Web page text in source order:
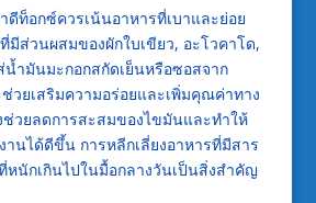
ดีท็อกซ์ควรเน้นอาหารที่เบาและย่อย
มีส่วนผสมของผักใบเขียว, อะโวคาโด,
น้ำมันมะกอกสกัดเย็นหรือซอสจาก
วยเสริมความอร่อยและเพิ่มคุณค่าทาง
วยลดการสะสมของไขมันและทำให้
านได้ดีขึ้น การหลีกเลี่ยงอาหารที่มีสาร
หนักเกินไปในมื้อกลางวันเป็นสิ่งสำคัญ